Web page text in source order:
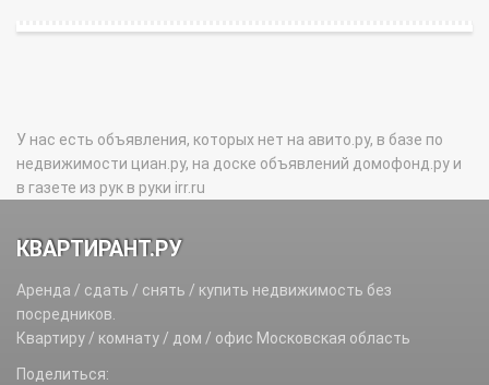
У нас есть объявления, которых нет на авито.ру, в базе по
недвижимости циан.ру, на доске объявлений домофонд.ру и
в газете из рук в руки irr.ru
КВАРТИРАНТ.РУ
Аренда / сдать / снять / купить недвижимость без
посредников.
Квартиру / комнату / дом / офис Московская область
Поделиться: